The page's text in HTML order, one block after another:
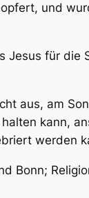
und
Jesus für die
aus, am
kann,
werden
Bonn;